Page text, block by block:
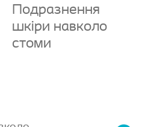
Подразнення
шкіри навколо
стоми